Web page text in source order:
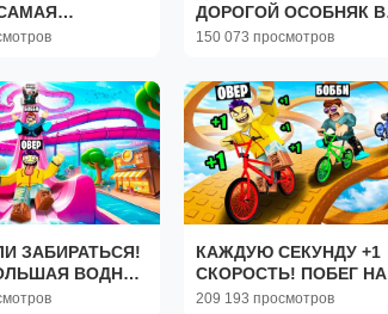
В
ДОРОГОЙ ОСОБНЯК В
МИРЕ В ROBLOX
150 073 просмотров
ЗАБИРАТЬСЯ!
ВОДНАЯ
В ROBLOX
КАЖДУЮ СЕКУНДУ +1
СКОРОСТЬ! ПОБЕГ НА
ВЕЛИКАХ В ROBLOX
209 193 просмотров